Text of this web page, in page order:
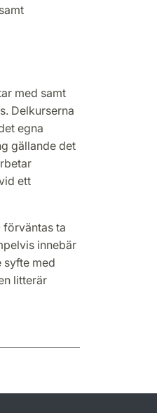
med samt
Delkurserna
egna
gällande det
ett
förväntas ta
innebär
syfte med
litterär